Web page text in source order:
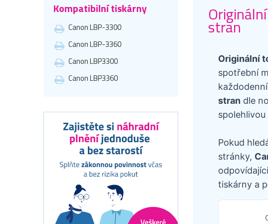
Kompatibilní tiskárny
Canon LBP-3300
Canon LBP-3360
Canon LBP3300
Canon LBP3360
stran
Originální
spotřební
stran dle
Pokud
stránky,
tiskárny a